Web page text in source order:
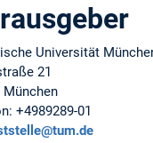
Universität
21
München
+4989289-01